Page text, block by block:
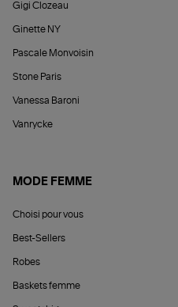
Gigi Clozeau
Ginette NY
Pascale Monvoisin
Stone Paris
Vanessa Baroni
Vanrycke
MODE FEMME
Choisi pour vous
Best-Sellers
Robes
Baskets femme